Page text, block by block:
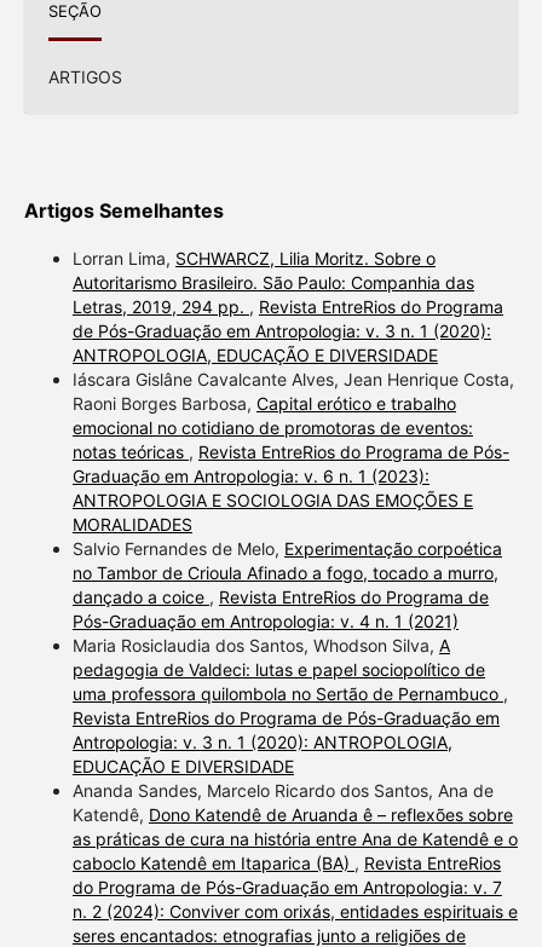
SEÇÃO
ARTIGOS
Artigos Semelhantes
Lorran Lima, SCHWARCZ, Lilia Moritz. Sobre o
Autoritarismo Brasileiro. São Paulo: Companhia das
Letras, 2019, 294 pp. , Revista EntreRios do Programa
de Pós-Graduação em Antropologia: v. 3 n. 1 (2020):
ANTROPOLOGIA, EDUCAÇÃO E DIVERSIDADE
Iáscara Gislâne Cavalcante Alves, Jean Henrique Costa,
Raoni Borges Barbosa, Capital erótico e trabalho
emocional no cotidiano de promotoras de eventos:
notas teóricas , Revista EntreRios do Programa de Pós-
Graduação em Antropologia: v. 6 n. 1 (2023):
ANTROPOLOGIA E SOCIOLOGIA DAS EMOÇÕES E
MORALIDADES
Salvio Fernandes de Melo, Experimentação corpoética
no Tambor de Crioula Afinado a fogo, tocado a murro,
dançado a coice , Revista EntreRios do Programa de
Pós-Graduação em Antropologia: v. 4 n. 1 (2021)
Maria Rosiclaudia dos Santos, Whodson Silva, A
pedagogia de Valdeci: lutas e papel sociopolítico de
uma professora quilombola no Sertão de Pernambuco ,
Revista EntreRios do Programa de Pós-Graduação em
Antropologia: v. 3 n. 1 (2020): ANTROPOLOGIA,
EDUCAÇÃO E DIVERSIDADE
Ananda Sandes, Marcelo Ricardo dos Santos, Ana de
Katendê, Dono Katendê de Aruanda ê – reflexões sobre
as práticas de cura na história entre Ana de Katendê e o
caboclo Katendê em Itaparica (BA) , Revista EntreRios
do Programa de Pós-Graduação em Antropologia: v. 7
n. 2 (2024): Conviver com orixás, entidades espirituais e
seres encantados: etnografias junto a religiões de